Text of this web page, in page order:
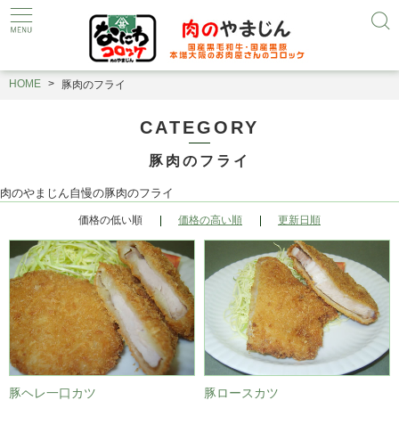
HOME 豚肉のフライ
CATEGORY
豚肉のフライ
肉のやまじん自慢の豚肉のフライ
価格の低い順 価格の高い順 更新日順
豚ヘレ一口カツ 豚ロースカツ